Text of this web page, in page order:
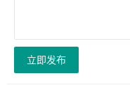
立即发布